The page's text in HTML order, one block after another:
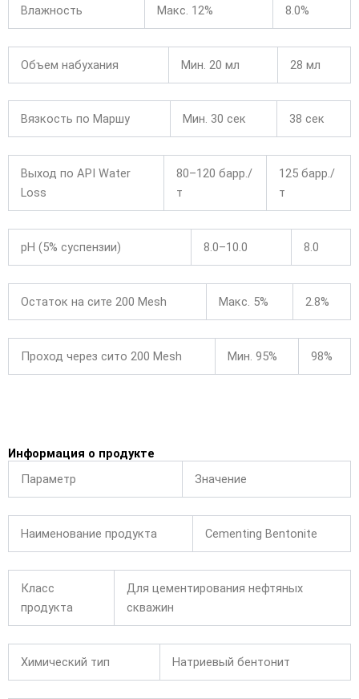
Влажность Макс. 12% 8.0%
Объем набухания Мин. 20 мл 28 мл
Вязкость по Маршу Мин. 30 сек 38 сек
Выход по API Water
Loss
80–120 барр./
т
125 барр./
т
pH (5% суспензии) 8.0–10.0 8.0
Остаток на сите 200 Mesh Макс. 5% 2.8%
Проход через сито 200 Mesh Мин. 95% 98%
Информация о продукте
Параметр
Значение
Наименование продукта Cementing Bentonite
Класс
продукта
Для цементирования нефтяных
скважин
Химический тип Натриевый бентонит